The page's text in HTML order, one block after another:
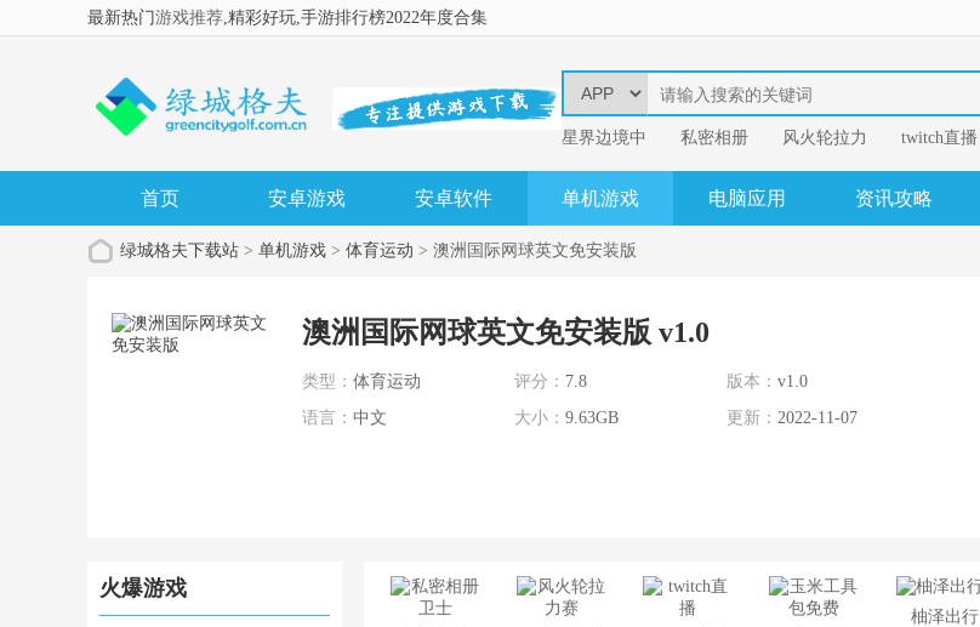
最新热门游戏推荐,精彩好玩,手游排行榜2022年度合集
星界边境中 ​私密相册 风火轮拉力 twitch直播
易
我的英雄学
首页 安卓游戏 安卓软件 单机游戏 电脑应用 资讯攻略
绿城格夫下载站 > 单机游戏 > 体育运动 > 澳洲国际网球英文免安装版
澳洲国际网球英文免安装版 v1.0
类型： 体育运动 评分： 7.8 版本： v1.0
语言： 中文 大小： 9.63GB 更新： 2022-11-07
火爆游戏
柚泽出行